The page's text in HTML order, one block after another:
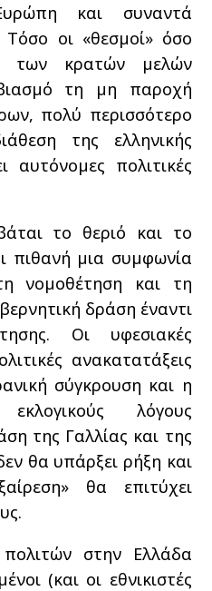
και συναντά
Τόσο οι «θεσμοί» όσο
των κρατών μελών
τη μη παροχή
πολύ περισσότερο
της ελληνικής
αυτόνομες πολιτικές
το θεριό και το
πιθανή μια συμφωνία
νομοθέτηση και τη
δράση έναντι
Οι υφεσιακές
ανακατατάξεις
σύγκρουση και η
λόγους
της Γαλλίας και της
θα υπάρξει ρήξη και
θα επιτύχει
στην Ελλάδα
(και οι εθνικιστές